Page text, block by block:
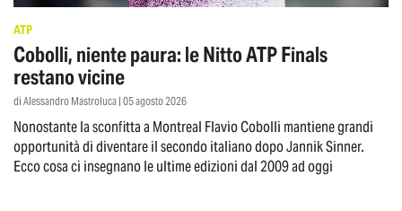
ATP
Cobolli, niente paura: le Nitto ATP Finals
restano vicine
di Alessandro Mastroluca | 05 agosto 2026
Nonostante la sconfitta a Montreal Flavio Cobolli mantiene grandi
opportunità di diventare il secondo italiano dopo Jannik Sinner.
Ecco cosa ci insegnano le ultime edizioni dal 2009 ad oggi